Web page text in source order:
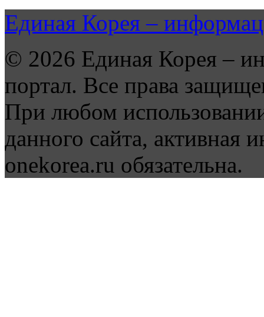
Единая Корея –
© 2026 Единая Корея –
портал. Все права
При любом
данного сайта, активная
onekorea.ru обязательна.